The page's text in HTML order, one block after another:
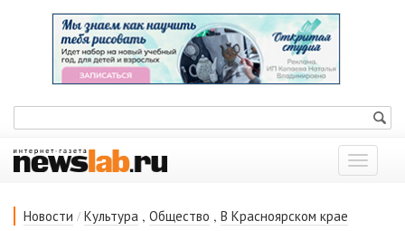
Показать
меню
Новости / Культура , Общество , В Красноярском крае